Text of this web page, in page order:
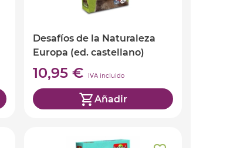
Desafíos de la Naturaleza
Europa (ed. castellano)
10,95 € IVA incluido
Añadir